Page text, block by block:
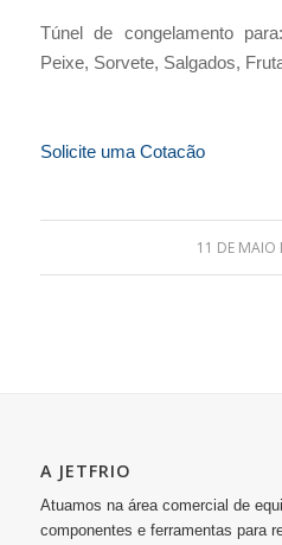
Túnel de congelamento
Peixe, Sorvete, Salgados,
Solicite uma Cotacão
11 DE MAIO
A JETFRIO
Atuamos na área comercial de
componentes e ferramentas para